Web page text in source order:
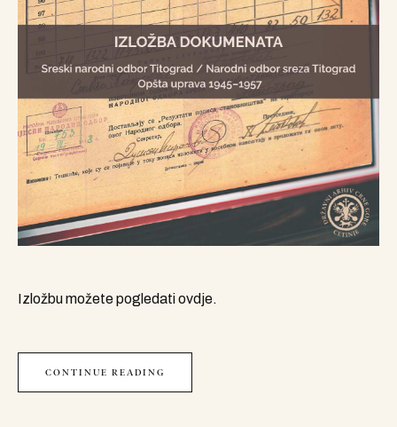
Izložbu možete pogledati ovdje.
CONTINUE READING